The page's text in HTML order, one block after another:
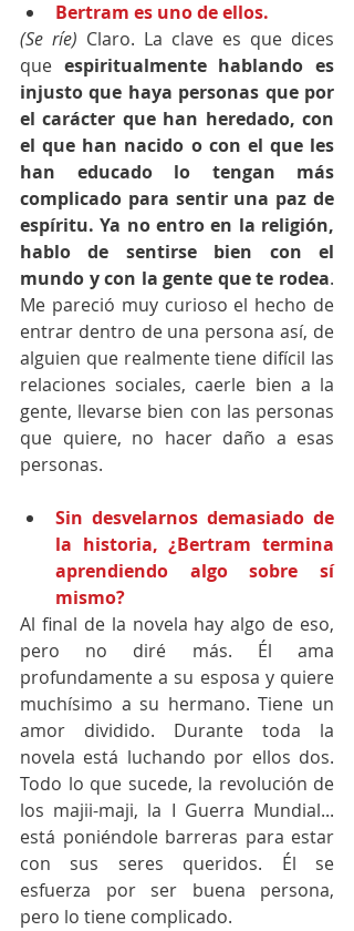
Bertram es uno de ellos.
(Se ríe) Claro. La clave es que dices
que espiritualmente hablando es
injusto que haya personas que por
el carácter que han heredado, con
el que han nacido o con el que les
han educado lo tengan más
complicado para sentir una paz de
espíritu. Ya no entro en la religión,
hablo de sentirse bien con el
mundo y con la gente que te rodea.
Me pareció muy curioso el hecho de
entrar dentro de una persona así, de
alguien que realmente tiene difícil las
relaciones sociales, caerle bien a la
gente, llevarse bien con las personas
que quiere, no hacer daño a esas
personas.
Sin desvelarnos demasiado de
la historia, ¿Bertram termina
aprendiendo algo sobre sí
mismo?
Al final de la novela hay algo de eso,
pero no diré más. Él ama
profundamente a su esposa y quiere
muchísimo a su hermano. Tiene un
amor dividido. Durante toda la
novela está luchando por ellos dos.
Todo lo que sucede, la revolución de
los majii-maji, la I Guerra Mundial...
está poniéndole barreras para estar
con sus seres queridos. Él se
esfuerza por ser buena persona,
pero lo tiene complicado.